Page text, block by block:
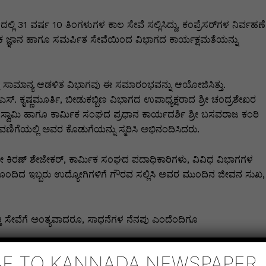
31 ವರ್ಷ 10 ತಿಂಗಳುಗಳ ಕಾಲ ಸೇವೆ ಸಲ್ಲಿಸಿದ್ದು, ಕಂಪ್ರೆಸರ್‌ಗಳ ನಿರ್ವಹಣೆ
ಜ್ಞಾನ ಹಾಗೂ ಸಮರ್ಪಿತ ಸೇವೆಯಿಂದ ವಿಭಾಗದ ಕಾರ್ಯಕ್ಷಮತೆಯನ್ನು
ಆಡಳಿತ ವಿಭಾಗವು ಈ ಸಮಾರಂಭವನ್ನು ಆಯೋಜಿಸಿತ್ತು.
ಬೀಡುಕಬ್ಬಿಣ ವಿಭಾಗದ ಉಪಾಧ್ಯಕ್ಷರಾದ ಶ್ರೀ ಚಂದ್ರಶೇಖರ
ಹಾಗೂ ಕಾರ್ಮಿಕ ಸಂಘದ ಪ್ರಧಾನ ಕಾರ್ಯದರ್ಶಿ ಶ್ರೀ ಬಸವರಾಜ ಕಂಠಿ
ಅವರ ಕೊಡುಗೆಯನ್ನು ಸ್ಮರಿಸಿ ಅಭಿನಂದಿಸಿದರು.
ಕಿರಣ್ ಶೇಜೇಕರ್, ಕಾರ್ಮಿಕ ಸಂಘದ ಪದಾಧಿಕಾರಿಗಳು, ವಿವಿಧ ವಿಭಾಗಗಳ
ಇಬ್ಬರು ಉದ್ಯೋಗಿಗಳಿಗೆ ಗೌರವ ಸಲ್ಲಿಸಿ ಅವರ ಮುಂದಿನ ಜೀವನ ಸುಖ,
ಸೇವೆಗೆ ಅಂತ್ಯವಾದರೂ, ಸಾಧನೆಗಳ ನೆನಪು ಎಂದೆಂದಿಗೂ